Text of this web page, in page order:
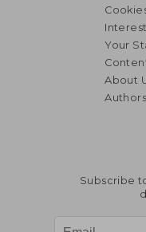
Your
About
Subscribe